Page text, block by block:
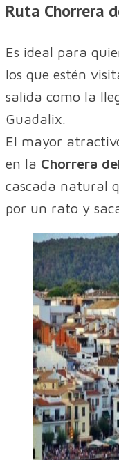
Ruta Chorrera
Es ideal para
los que estén
salida como la
Guadalix.
El mayor
en la Chorrera
cascada natural
por un rato y